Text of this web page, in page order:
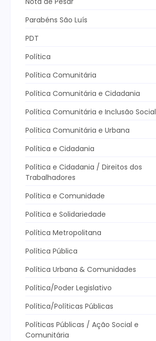
Parabéns São Luís
PDT
Política
Política Comunitária
Política Comunitária e Cidadania
Política Comunitária e Inclusão Social
Política Comunitária e Urbana
Política e Cidadania
Política e Cidadania / Direitos dos
Trabalhadores
Política e Comunidade
Política e Solidariedade
Política Metropolitana
Política Pública
Política Urbana & Comunidades
Política/Poder Legislativo
Política/Políticas Públicas
Políticas Públicas / Ação Social e
Comunitária